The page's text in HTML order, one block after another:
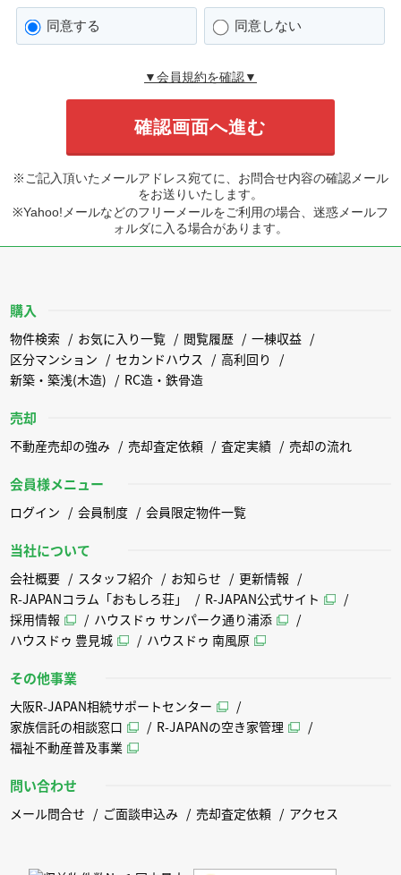
同意する 同意しない
▼会員規約を確認▼
※ご記入頂いたメールアドレス宛てに、お問合せ内容の確認メール
をお送りいたします。
※Yahoo!メールなどのフリーメールをご利用の場合、迷惑メールフ
ォルダに入る場合があります。
購入
物件検索 お気に入り一覧 閲覧履歴
一棟収益
区分マンション
セカンドハウス
高利回り
新築・築浅(木造)
RC造・鉄骨造
売却
不動産売却の強み 売却査定依頼 査定実績 売却の流れ
会員様メニュー
ログイン 会員制度 会員限定物件一覧
当社について
会社概要 スタッフ紹介 お知らせ
更新情報
R-JAPANコラム「おもしろ荘」
R-JAPAN公式サイト
採用情報
ハウスドゥ サンパーク通り浦添
ハウスドゥ 豊見城
ハウスドゥ 南風原
その他事業
大阪R-JAPAN相続サポートセンター
家族信託の相談窓口
R-JAPANの空き家管理
福祉不動産普及事業
問い合わせ
メール問合せ ご面談申込み 売却査定依頼 アクセス